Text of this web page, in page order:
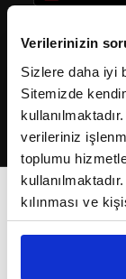
Verilerinizin
Sizlere daha iyi
Sitemizde
verileriniz
toplumu
kılınması ve
reklam/
Çerezlere
2026Fikriyat.